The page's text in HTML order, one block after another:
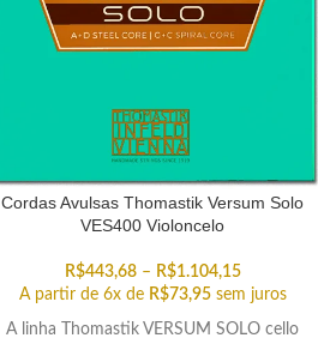
Cordas Avulsas Thomastik Versum Solo
VES400 Violoncelo
R$443,68 – R$1.104,15
A partir de 6x de R$73,95 sem juros
A linha Thomastik VERSUM SOLO cello